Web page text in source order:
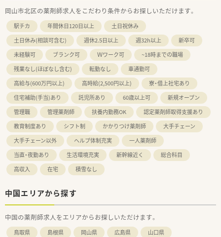
岡山市北区の薬剤師求人をこだわり条件からお探しいただけます。
駅チカ 年間休日120日以上
土日祝休み
土日休み(相談可含む)
週休2.5日以上 週32h以上
新卒可
未経験可
ブランク可 Ｗワーク可
~18時までの職場
残業なし(ほぼなし含む)
転勤なし
車通勤可
高給与(600万円以上)
高時給(2,500円以上)
寮・借上社宅あり
住宅補助(手当)あり
託児所あり 60歳以上可
新規オープン
管理職
管理薬剤師 扶養内勤務OK
認定薬剤師取得支援あり
教育制度あり
シフト制 かかりつけ薬剤師
大手チェーン
大手チェーン以外
ヘルプ体制充実
一人薬剤師
当直・夜勤あり
生活環境充実 新幹線近く
総合科目
高収入
在宅 積雪なし
中国エリアから探す
中国の薬剤師求人をエリアからお探しいただけます。
鳥取県 島根県 岡山県 広島県 山口県